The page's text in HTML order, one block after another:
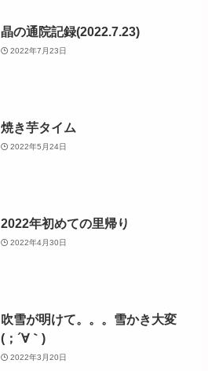
晶の通院記録(2022.7.23)
2022年7月23日
焼き芋タイム
2022年5月24日
2022年初めての里帰り
2022年4月30日
吹雪が明けて。。。雪かき大変
(；´∀｀)
2022年3月20日